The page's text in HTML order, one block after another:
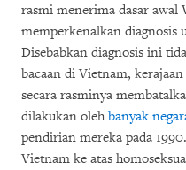
rasmi menerima dasar awal
memperkenalkan diagnosis
Disebabkan diagnosis ini
bacaan di Vietnam,
secara rasminya
dilakukan olehbanyak
pendirian mereka pada
Vietnam ke atas